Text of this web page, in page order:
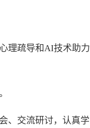
理疏导和AI技术助力
、交流研讨，认真学